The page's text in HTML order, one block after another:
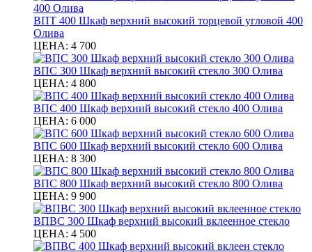
ВПТ 400 Шкаф верхний высокий торцевой угловой 400
Олива
ЦЕНА: 4 700
ВПС 300 Шкаф верхний высокий стекло 300 Олива
ЦЕНА: 4 800
ВПС 400 Шкаф верхний высокий стекло 400 Олива
ЦЕНА: 6 000
ВПС 600 Шкаф верхний высокий стекло 600 Олива
ЦЕНА: 8 300
ВПС 800 Шкаф верхний высокий стекло 800 Олива
ЦЕНА: 9 900
ВПВС 300 Шкаф верхний высокий вклеенное стекло
ЦЕНА: 4 500